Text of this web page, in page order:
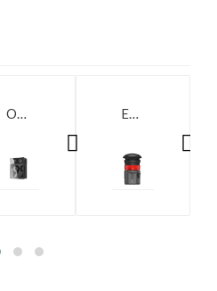
EAGLE HDMI e-Viewfinder